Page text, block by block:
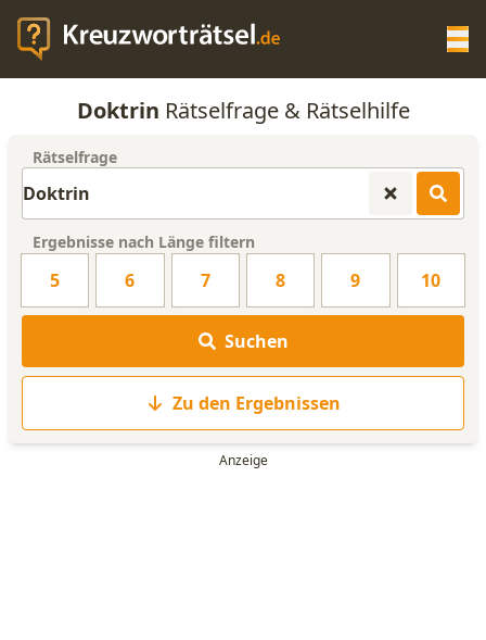
KREUZWORTRÄTSEL-HILFE
WORTLISTE
Doktrin Rätselfrage & Rätselhilfe
Rätselfrage
Ergebnisse nach Länge filtern
5 6 7 8 9 10
Suchen
Zu den Ergebnissen